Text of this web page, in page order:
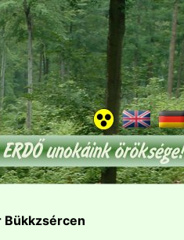
Bükkzsércen